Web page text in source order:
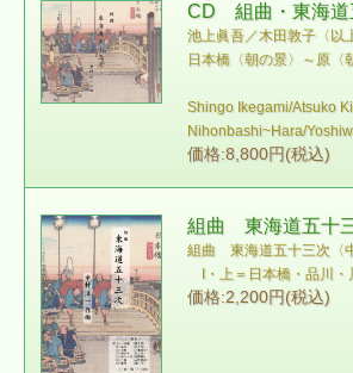
CD 組曲・東海道
池上眞吾／木田敦子〈以
日本橋〈朝の景〉～原〈
Shingo Ikegami/Atsuko
Nihonbashi~Hara/
価格:8,800円(税込)
組曲 東海道五十
組曲 東海道五十三次〈
I・上＝日本橋・品川・
価格:2,200円(税込)